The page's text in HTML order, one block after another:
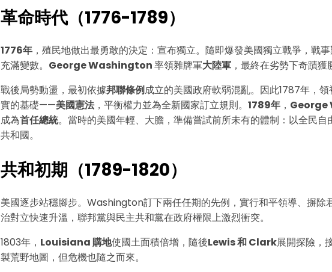
點擊下載並編輯
革命時代（1776-1789）
1776年，殖民地做出最勇敢的決定：宣布獨立。隨即爆發美國獨立戰爭，戰
充滿變數。 George Washington率領雜牌軍大陸軍，最終在劣勢下奇蹟獲
戰後局勢動盪，最初依據邦聯條例成立的美國政府軟弱混亂。因此1787年，
實的基礎——美國憲法，平衡權力並為全新國家訂立規則。 1789年，
成為首任總統。當時的美國年輕、大膽，準備嘗試前所未有的體制：以全民自
共和國。
共和初期（1789-1820）
美國逐步站穩腳步。Washington訂下兩任任期的先例，實行和平領導、摒除
治對立快速升溫，聯邦黨與民主共和黨在政府權限上激烈衝突。
1803年， Louisiana 購地使國土面積倍增，隨後Lewis 和 Clark展開探險，
製荒野地圖，但危機也隨之而來。